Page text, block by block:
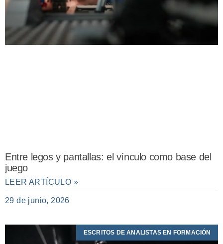
Entre legos y pantallas: el vínculo como base del
juego
LEER ARTÍCULO »
29 de junio, 2026
ESCRITOS DE ANALISTAS EN FORMACIÓN